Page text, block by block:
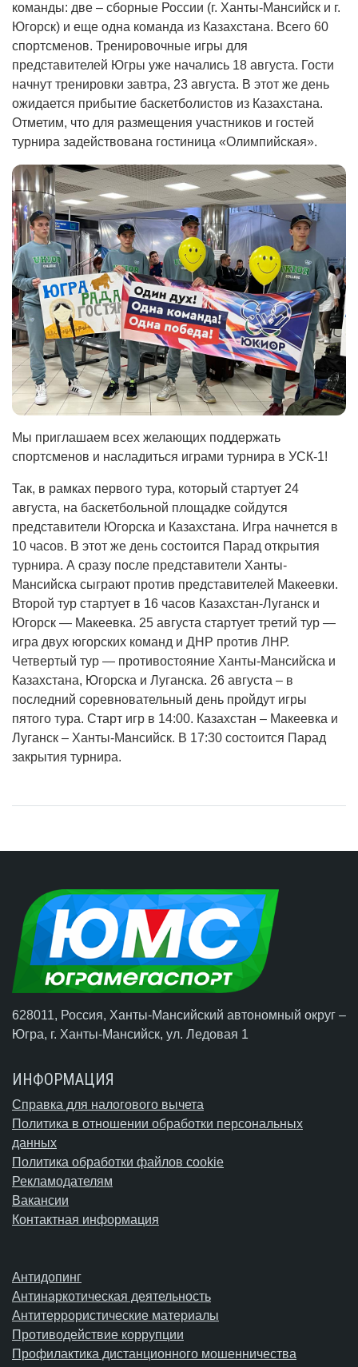
команды: две – сборные России (г. Ханты-Мансийск и г.
Югорск) и еще одна команда из Казахстана. Всего 60
спортсменов. Тренировочные игры для
представителей Югры уже начались 18 августа. Гости
начнут тренировки завтра, 23 августа. В этот же день
ожидается прибытие баскетболистов из Казахстана.
Отметим, что для размещения участников и гостей
турнира задействована гостиница «Олимпийская».
Мы приглашаем всех желающих поддержать
спортсменов и насладиться играми турнира в УСК-1!
Так, в рамках первого тура, который стартует 24
августа, на баскетбольной площадке сойдутся
представители Югорска и Казахстана. Игра начнется в
10 часов. В этот же день состоится Парад открытия
турнира. А сразу после представители Ханты-
Мансийска сыграют против представителей Макеевки.
Второй тур стартует в 16 часов Казахстан-Луганск и
Югорск — Макеевка. 25 августа стартует третий тур —
игра двух югорских команд и ДНР против ЛНР.
Четвертый тур — противостояние Ханты-Мансийска и
Казахстана, Югорска и Луганска. 26 августа – в
последний соревновательный день пройдут игры
пятого тура. Старт игр в 14:00. Казахстан – Макеевка и
Луганск – Ханты-Мансийск. В 17:30 состоится Парад
закрытия турнира.
628011, Россия, Ханты-Мансийский автономный округ –
Югра, г. Ханты-Мансийск, ул. Ледовая 1
ИНФОРМАЦИЯ
Справка для налогового вычета
Политика в отношении обработки персональных
данных
Политика обработки файлов cookie
Рекламодателям
Вакансии
Контактная информация
Антидопинг
Антинаркотическая деятельность
Антитеррористические материалы
Противодействие коррупции
Профилактика дистанционного мошенничества